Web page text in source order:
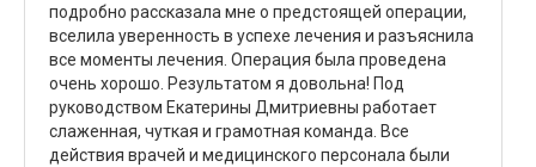
подробно рассказала мне о предстоящей операции,
вселила уверенность в успехе лечения и разъяснила
все моменты лечения. Операция была проведена
очень хорошо. Результатом я довольна! Под
руководством Екатерины Дмитриевны работает
слаженная, чуткая и грамотная команда. Все
действия врачей и медицинского персонала были